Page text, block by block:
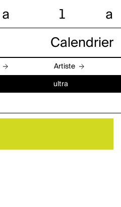
a l a
Calendrier
Artiste
ultra